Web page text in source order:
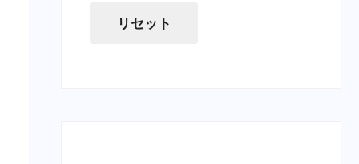
胃腸薬・消化器用（要・犬）
（寄）蚊
リセット